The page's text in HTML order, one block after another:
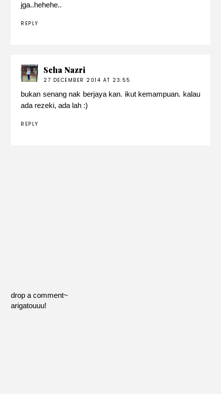
jga..hehehe..
REPLY
Scha Nazri
27 DECEMBER 2014 AT 23:55
bukan senang nak berjaya kan. ikut kemampuan. kalau
ada rezeki, ada lah :)
REPLY
drop a comment~
arigatouuu!